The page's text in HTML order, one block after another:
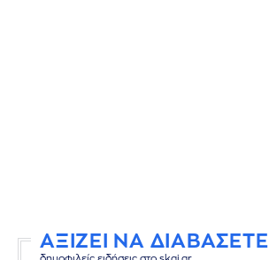
ΑΞΙΖΕΙ ΝΑ ΔΙΑΒΑΣΕΤΕ